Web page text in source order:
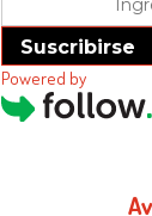
Suscribirse
Powered by